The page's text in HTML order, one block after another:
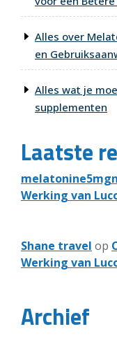
Alles over
en
Alles wat je
supplementen
Laatste
Werking van
Shane travel op
Werking van
Archief